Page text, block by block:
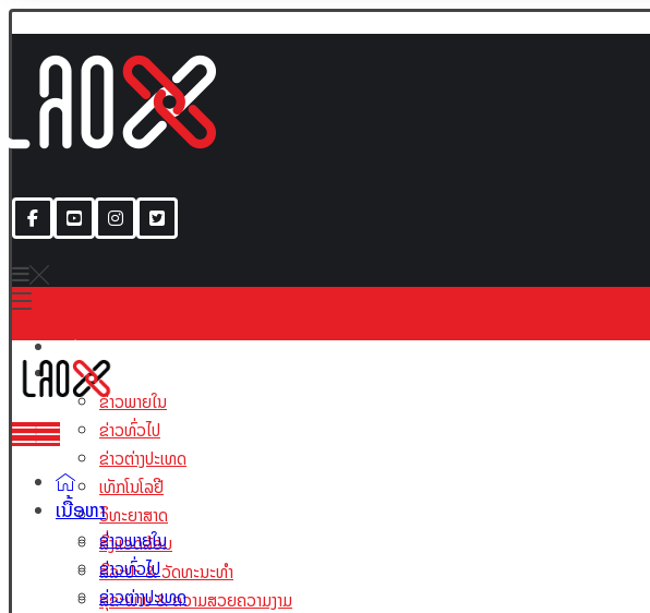
ເນື້ອຫາ
ຂ່າວພາຍໃນ
ຂ່າວທົ່ວໄປ
ຂ່າວຕ່າງປະເທດ
ເທັກໂນໂລຢີ
ວິທະຍາສາດ
ສິ່ງແວດລ້ອມ
ສິລະປະ & ວັດທະນະທຳ
ສຸຂະພາບ & ຄວາມສວຍຄວາມງາມ
ເນື້ອຫາ
ຂ່າວພາຍໃນ
ຂ່າວທົ່ວໄປ
ຂ່າວຕ່າງປະເທດ